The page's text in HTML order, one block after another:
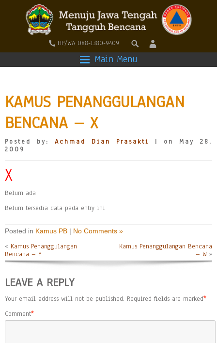
HP/WA 088-1380-9409
Main Menu
KAMUS PENANGGULANGAN
BENCANA – X
Posted by: Achmad Dian Prasakti
| on May 28,
2009
X
Belum ada
Belum tersedia data pada entry ini
Posted in Kamus PB | No Comments »
« Kamus Penanggulangan
Bencana – Y
Kamus Penanggulangan Bencana
– W »
LEAVE A REPLY
Your email address will not be published. Required fields are marked*
Comment*